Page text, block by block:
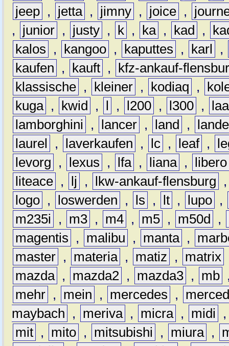
jeep , jetta , jimny , joice ,
,
junior , justy , k , ka , kad ,
kalos
, kangoo , kaputtes , karl
,
kaufen
, kauft ,
kfz-ankauf-
klassische , kleiner , kodiaq ,
kuga , kwid , l , l200 , l300 ,
lamborghini
, lancer , land ,
laurel
, laverkaufen , lc , leaf ,
levorg
, lexus , lfa , liana ,
libero
liteace , lj , lkw-ankauf-flensburg
logo , loswerden , ls , lt , lupo ,
m235i
, m3 , m4 , m5 , m50d ,
magentis
, malibu , manta ,
master , materia , matiz , matrix
mazda , mazda2 , mazda3 , mb
mehr , mein , mercedes ,
maybach
, meriva , micra , midi
mit , mito , mitsubishi , miura ,